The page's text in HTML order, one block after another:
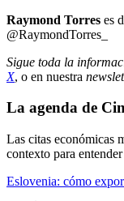
Raymond Torres es
@RaymondTorres_
Sigue toda la
X, o en nuestra
La agenda de
Las citas económicas
contexto para
Eslovenia: cómo